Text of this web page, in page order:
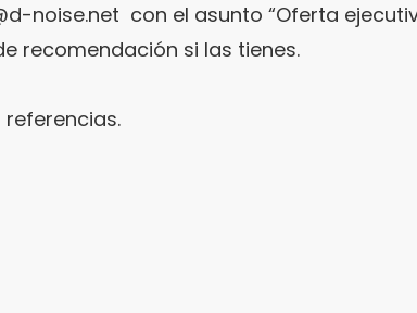
noise.net con el asunto “Oferta
recomendación si las tienes.